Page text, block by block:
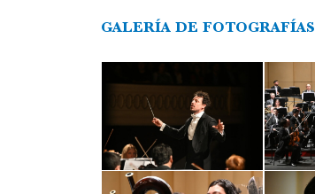
GALERÍA DE FOTOGRAFÍAS